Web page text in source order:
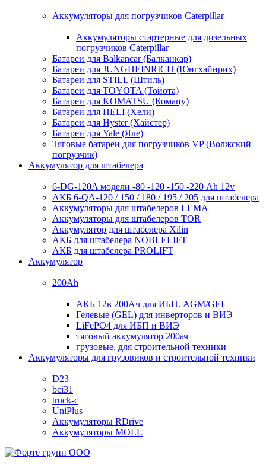
Аккумуляторы для погрузчиков Caterpillar
Аккумуляторы стартерные для дизельных
погрузчиков Caterpillar
Батареи для Balkancar (Балканкар)
Батареи для JUNGHEINRICH (Юнгхайнрих)
Батареи для STILL (Штиль)
Батареи для TOYOTA (Тойота)
Батареи для KOMATSU (Комацу)
Батареи для HELI (Хели)
Батареи для Hyster (Хайстер)
Батареи для Yale (Яле)
Тяговые батареи для погрузчиков VP (Волжский
погрузчик)
Аккумулятор для штабелера
6-DG-120A модели -80 -120 -150 -220 Ah 12v
АКБ 6-QA-120 / 150 / 180 / 195 / 205 для штабелера
Аккумуляторы для штабелеров LEMA
Аккумуляторы для штабелеров TOR
Аккумулятор для штабелера Xilin
АКБ для штабелера NOBLELIFT
АКБ для штабелера PROLIFT
Аккумулятор
200Ah
АКБ 12в 200Ач для ИБП. AGM/GEL
Гелевые (GEL) для инверторов и ВИЭ
LiFePO4 для ИБП и ВИЭ
тяговый аккумулятор 200ач
грузовые, для строительной техники
Аккумуляторы для грузовиков и строительной техники
D23
bci31
truck-c
UniPlus
Аккумуляторы RDrive
Аккумуляторы MOLL